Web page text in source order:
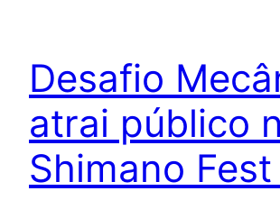
Desafio
atrai público
Shimano